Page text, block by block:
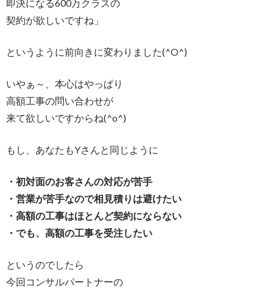
即決になる600万クラスの
契約が欲しいですね」
というように前向きに変わりました(^O^)
いやぁ～、本心はやっぱり
高額工事の問い合わせが
来て欲しいですからね(^o^)
もし、あなたもYさんと同じように
・初対面のお客さんの対応が苦手
・営業が苦手なので相見積りは避けたい
・高額の工事はほとんど契約にならない
・でも、高額の工事を受注したい
というのでしたら
今回コンサルパートナーの